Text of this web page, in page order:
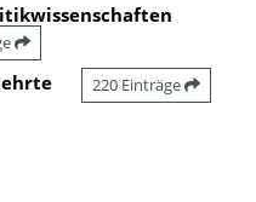
220 Einträge